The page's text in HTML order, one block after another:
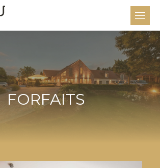
FORFAITS